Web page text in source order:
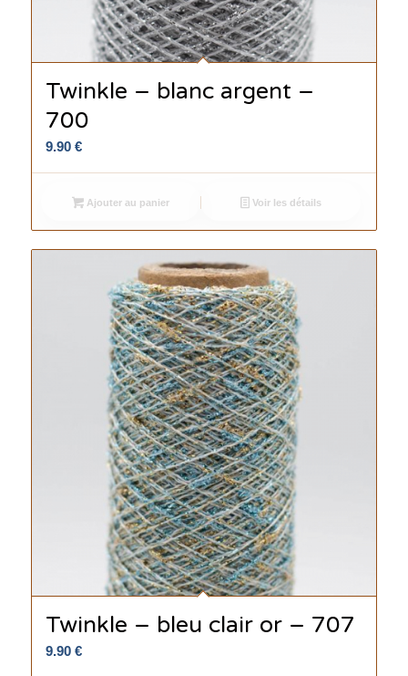
Twinkle – blanc argent –
700
9.90 €
Ajouter au panier Voir les détails
Twinkle – bleu clair or – 707
9.90 €